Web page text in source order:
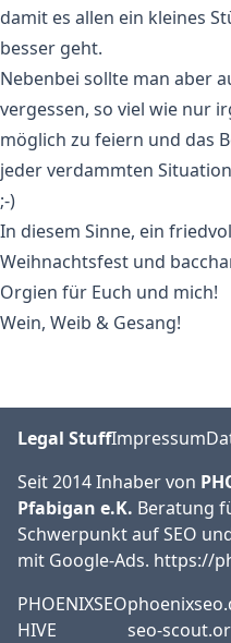
damit es allen ein kleines
besser geht.
Nebenbei sollte man aber
vergessen, so viel wie nur
möglich zu feiern und das
jeder verdammten
;-)
In diesem Sinne, ein
Weihnachtsfest und
Orgien für Euch und mich!
Wein, Weib & Gesang!
Legal StuffImpressum
Seit 2014 Inhaber von
Pfabigan e.K. Beratung
Schwerpunkt auf SEO
mit Google-Ads. https://
PHOENIXSEO
HIVE
seo-